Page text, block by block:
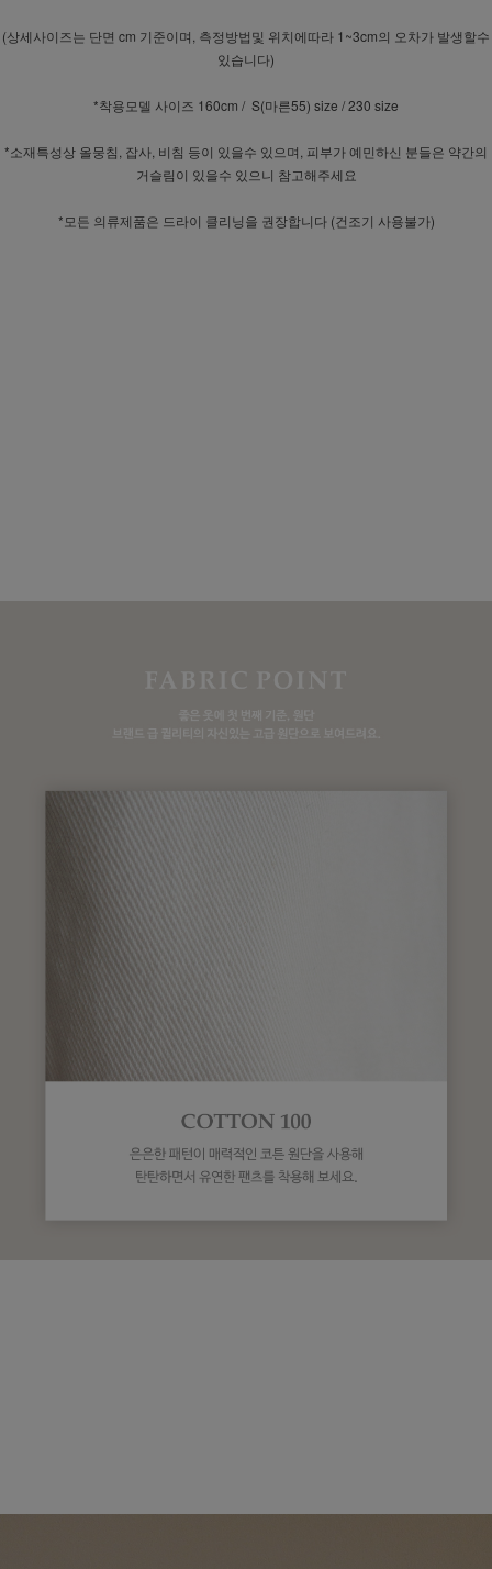
(상세사이즈는 단면 cm 기준이며, 측정방법및 위치에따라 1~3cm의 오차가 발생할수
있습니다)
*착용모델 사이즈 160cm / S(마른55) size / 230 size
*소재특성상 올뭉침, 잡사, 비침 등이 있을수 있으며, 피부가 예민하신 분들은 약간의
거슬림이 있을수 있으니 참고해주세요
*모든 의류제품은 드라이 클리닝을 권장합니다 (건조기 사용불가)